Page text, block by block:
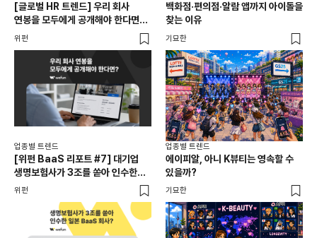
[글로벌 HR 트렌드] 우리 회사
연봉을 모두에게 공개해야 한다면? |
급여 투명성 법, 해외 사례, 연봉
위펀
백화점·편의점·알람 앱까지 아이돌을
찾는 이유
기묘한
업종별 트렌드
[위펀 BaaS 리포트 #7] 대기업
생명보험사가 3조를 쏟아 인수한
일본 BaaS 회사의 정체는?
위펀
업종별 트렌드
에이피알, 아니 K뷰티는 영속할 수
있을까?
기묘한